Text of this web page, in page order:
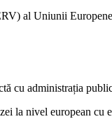
al Uniunii
cu administrația
la nivel european cu